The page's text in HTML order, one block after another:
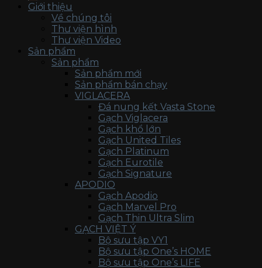
Giới thiệu
Về chúng tôi
Thư viện hình
Thư viện Video
Sản phẩm
Sản phẩm
Sản phẩm mới
Sản phẩm bán chạy
VIGLACERA
Đá nung kết Vasta Stone
Gạch Viglacera
Gạch khổ lớn
Gạch United Tiles
Gạch Platinum
Gạch Eurotile
Gạch Signature
APODIO
Gạch Apodio
Gạch Marvel Pro
Gạch Thin Ultra Slim
GẠCH VIỆT Ý
Bộ sưu tập VY1
Bộ sưu tập One’s HOME
Bộ sưu tập One’s LIFE